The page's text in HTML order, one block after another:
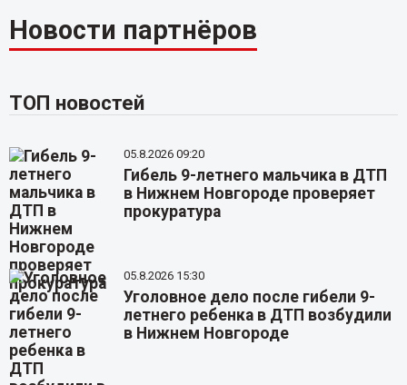
Новости партнёров
ТОП новостей
05.8.2026 09:20
Гибель 9-летнего мальчика в ДТП
в Нижнем Новгороде проверяет
прокуратура
05.8.2026 15:30
Уголовное дело после гибели 9-
летнего ребенка в ДТП возбудили
в Нижнем Новгороде